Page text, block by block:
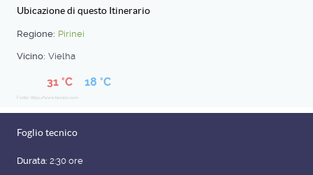
Ubicazione di questo Itinerario
Regione: Pirinei
Vicino: Vielha
31 °C 18 °C
Fonte: https://www.tiempo.com
Foglio tecnico
Durata: 2:30 ore